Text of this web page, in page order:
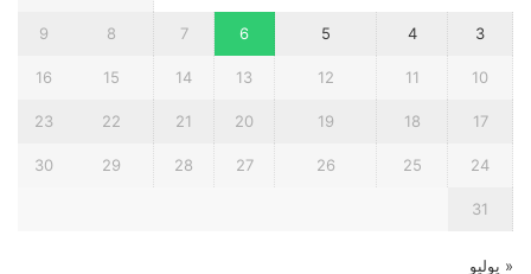
3
4
5
6
7
8
9
10
11
12
13
14
15
16
17
18
19
20
21
22
23
24
25
26
27
28
29
30
31
« يوليو